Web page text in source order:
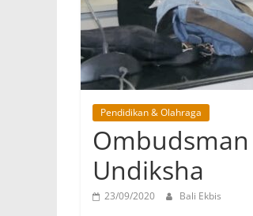
Pendidikan & Olahraga
Ombudsman
Undiksha
23/09/2020 Bali Ekbis